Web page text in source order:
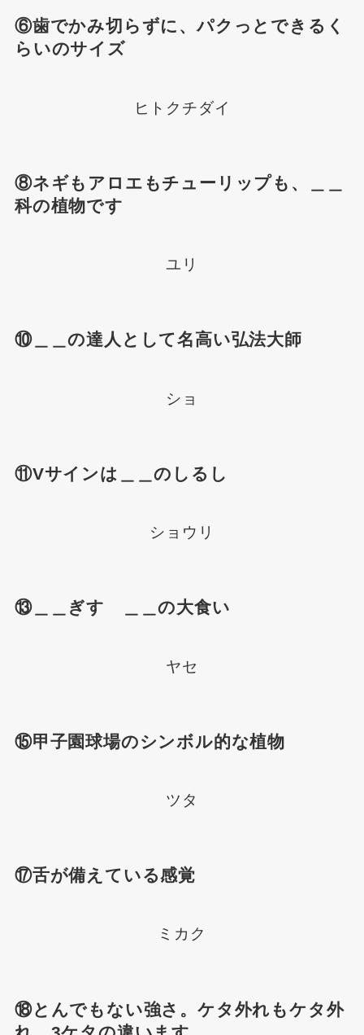
⑥歯でかみ切らずに、パクっとできるく
らいのサイズ
ヒトクチダイ
⑧ネギもアロエもチューリップも、＿＿
科の植物です
ユリ
⑩＿＿の達人として名高い弘法大師
ショ
⑪Vサインは＿＿のしるし
ショウリ
⑬＿＿ぎす ＿＿の大食い
ヤセ
⑮甲子園球場のシンボル的な植物
ツタ
⑰舌が備えている感覚
ミカク
⑱とんでもない強さ。ケタ外れもケタ外